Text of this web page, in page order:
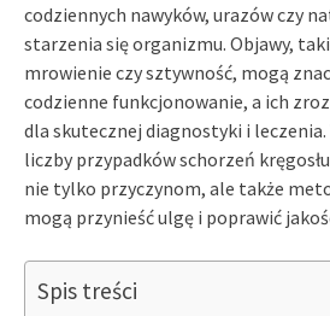
codziennych nawyków, urazów czy
starzenia się organizmu. Objawy,
mrowienie czy sztywność, mogą
codzienne funkcjonowanie, a ich
dla skutecznej diagnostyki i
liczby przypadków schorzeń
nie tylko przyczynom, ale także
mogą przynieść ulgę i poprawić
Spis treści